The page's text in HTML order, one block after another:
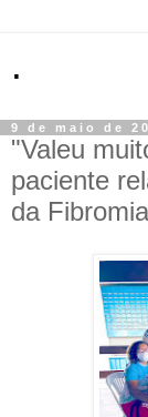
.
9 de maio de
"Valeu
paciente
da